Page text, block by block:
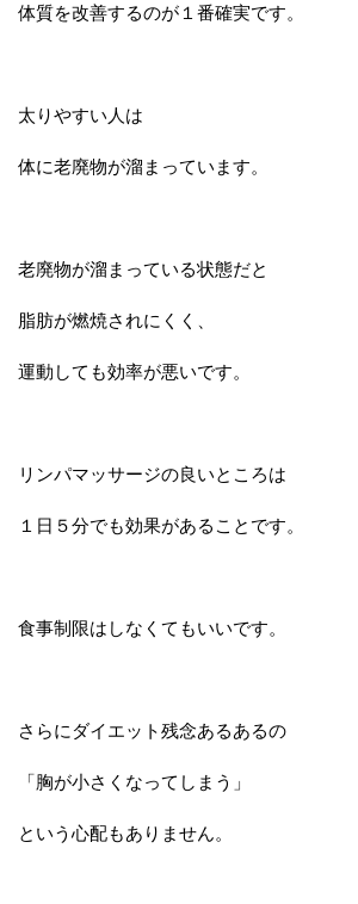
体質を改善するのが１番確実です。
太りやすい人は
体に老廃物が溜まっています。
老廃物が溜まっている状態だと
脂肪が燃焼されにくく、
運動しても効率が悪いです。
リンパマッサージの良いところは
１日５分でも効果があることです。
食事制限はしなくてもいいです。
さらにダイエット残念あるあるの
「胸が小さくなってしまう」
という心配もありません。